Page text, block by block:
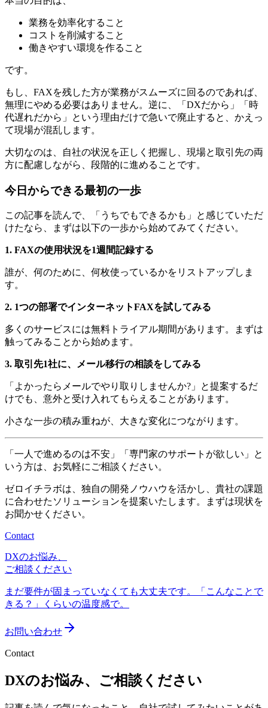
業務を効率化すること
コストを削減すること
働きやすい環境を作ること
です。
もし、FAXを残した方が業務がスムーズに回るのであれば、
無理にやめる必要はありません。逆に、「DXだから」「時
代遅れだから」という理由だけで急いで廃止すると、かえっ
て現場が混乱します。
大切なのは、自社の状況を正しく把握し、現場と取引先の両
方に配慮しながら、段階的に進めることです。
今日からできる最初の一歩
この記事を読んで、「うちでもできるかも」と感じていただ
けたなら、まずは以下の一歩から始めてみてください。
1. FAXの使用状況を1週間記録する
誰が、何のために、何枚使っているかをリストアップしま
す。
2. 1つの部署でインターネットFAXを試してみる
多くのサービスには無料トライアル期間があります。まずは
触ってみることから始めます。
3. 取引先1社に、メール移行の相談をしてみる
「よかったらメールでやり取りしませんか?」と提案するだ
けでも、意外と受け入れてもらえることがあります。
小さな一歩の積み重ねが、大きな変化につながります。
「一人で進めるのは不安」「専門家のサポートが欲しい」と
いう方は、お気軽にご相談ください。
ゼロイチラボは、独自の開発ノウハウを活かし、貴社の課題
に合わせたソリューションを提案いたします。まずは現状を
お聞かせください。
Contact
DXのお悩み、
ご相談ください
まだ要件が固まっていなくても大丈夫です。「こんなことで
きる？」くらいの温度感で。
お問い合わせ
Contact
DXのお悩み、ご相談ください